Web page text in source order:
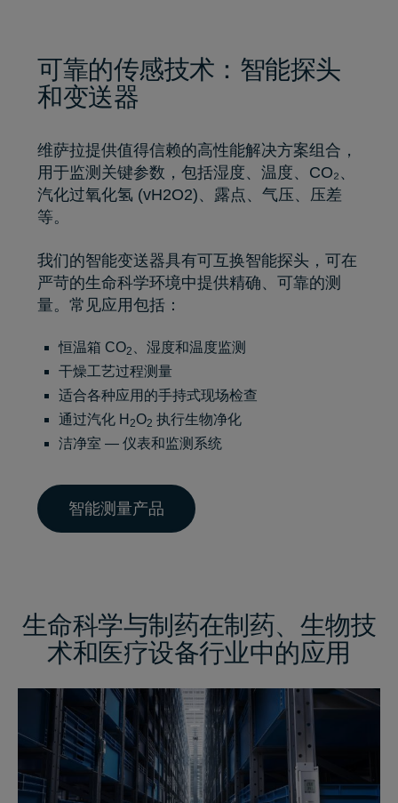
可靠的传感技术：智能探头
和变送器
维萨拉提供值得信赖的高性能解决方案组合，
用于监测关键参数，包括湿度、温度、CO₂、
汽化过氧化氢 (vH2O2)、露点、气压、压差
等。
我们的智能变送器具有可互换智能探头，可在
严苛的生命科学环境中提供精确、可靠的测
量。常见应用包括：
恒温箱 CO2
、湿度和温度监测
干燥工艺过程测量
适合各种应用的手持式现场检查
通过汽化 H 2O2 执行生物净化
洁净室 — 仪表和监测系统
智能测量产品
生命科学与制药在制药、生物技
术和医疗设备行业中的应用